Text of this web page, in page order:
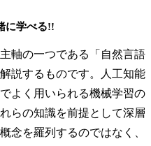
に学べる!!
軸の一つである「自然言語
説するものです。人工知能
よく用いられる機械学習の
らの知識を前提として深層
念を羅列するのではなく、